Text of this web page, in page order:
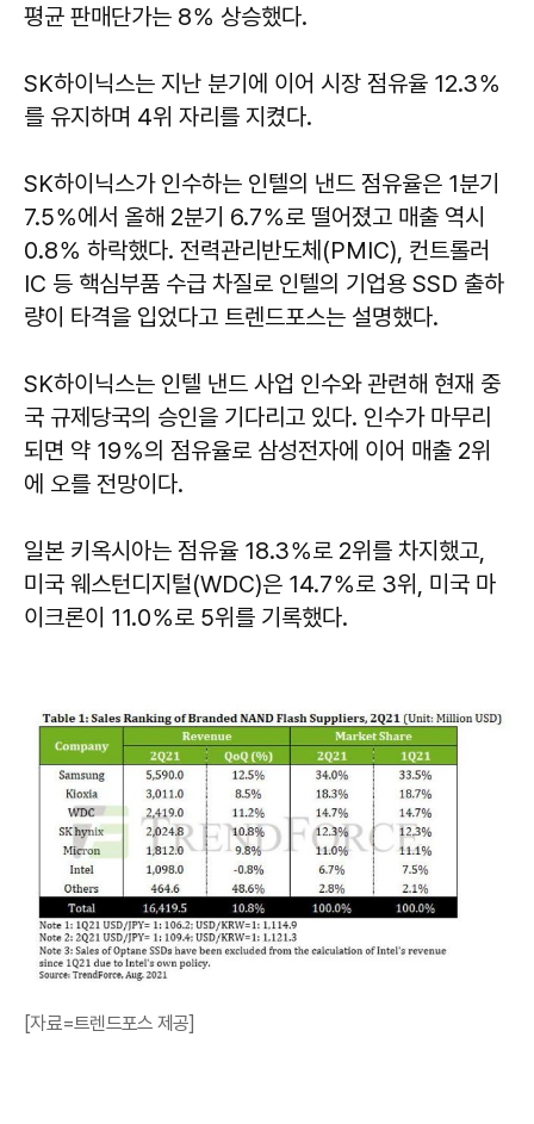
평균 판매단가는 8％ 상승했다.
SK하이닉스는 지난 분기에 이어 시장 점유율 12.3％
를 유지하며 4위 자리를 지켰다.
SK하이닉스가 인수하는 인텔의 낸드 점유율은 1분기
7.5％에서 올해 2분기 6.7％로 떨어졌고 매출 역시
0.8％ 하락했다. 전력관리반도체(PMIC), 컨트롤러
IC 등 핵심부품 수급 차질로 인텔의 기업용 SSD 출하
량이 타격을 입었다고 트렌드포스는 설명했다.
SK하이닉스는 인텔 낸드 사업 인수와 관련해 현재 중
국 규제당국의 승인을 기다리고 있다. 인수가 마무리
되면 약 19％의 점유율로 삼성전자에 이어 매출 2위
에 오를 전망이다.
일본 키옥시아는 점유율 18.3％로 2위를 차지했고,
미국 웨스턴디지털(WDC)은 14.7％로 3위, 미국 마
이크론이 11.0％로 5위를 기록했다.
[자료=트렌드포스 제공]